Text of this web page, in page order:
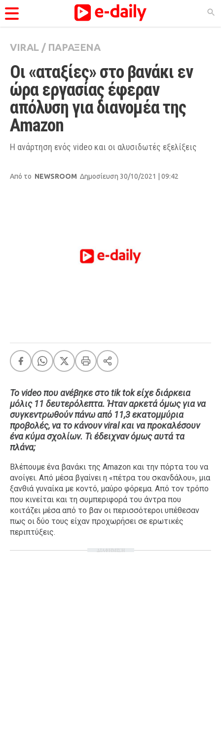
ΚΑΤΗΓΟΡΊΕΣ
Ειδήσεις
Θέματα
Videos
Podcasts
Viral
City Guide
A-List LGBTQI+
Xmas
LIFE
Food
Body+Mind
Ταξίδια
Σπίτι
Family
Σχέσεις
AGENDA
VIRAL / ΠΑΡΑΞΕΝΑ
Οι «αταξίες» στο βανάκι εν
ώρα εργασίας έφεραν
απόλυση για διανομέα της
Amazon
Η ανάρτηση ενός video και οι αλυσιδωτές εξελίξεις
Από το NEWSROOM Δημοσίευση 30/10/2021 | 09:42
To video που ανέβηκε στο tik tok είχε διάρκεια
μόλις 11 δευτερόλεπτα. Ήταν αρκετά όμως για να
συγκεντρωθούν πάνω από 11,3 εκατομμύρια
προβολές, να το κάνουν viral και να προκαλέσουν
ένα κύμα σχολίων. Τι έδειχναν όμως αυτά τα
πλάνα;
Βλέπουμε ένα βανάκι της Amazon και την πόρτα του να
ανοίγει. Από μέσα βγαίνει η «πέτρα του σκανδάλου», μια
ξανθιά γυναίκα με κοντό, μαύρο φόρεμα. Από τον τρόπο
που κινείται και τη συμπεριφορά του άντρα που
κοιτάζει μέσα από το βαν οι περισσότεροι υπέθεσαν
πως οι δύο τους είχαν προχωρήσει σε ερωτικές
περιπτύξεις.
ΔΙΑΦΗΜΙΣΗ